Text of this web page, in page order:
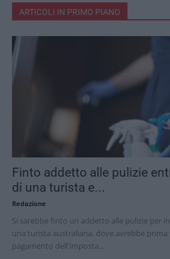
ARTICOLI IN PRIMO PIANO
Finto addetto alle pulizie
di una turista e...
Redazione
Si sarebbe finto un addetto alle pulizie per
una turista australiana, dove avrebbe
pagamento dell'imposta...